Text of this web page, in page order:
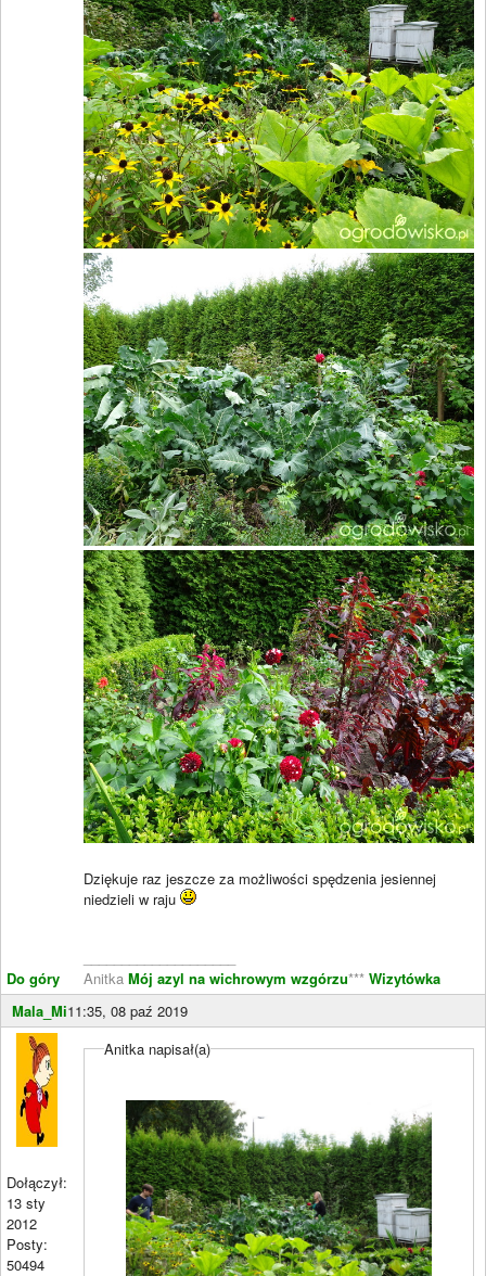
Do góry
Dziękuje raz jeszcze za możliwości spędzenia jesiennej
niedzieli w raju
Anitka Mój azyl na wichrowym wzgórzu*** Wizytówka
Mala_Mi11:35, 08 paź 2019
Dołączył:
13 sty
2012
Posty:
50494
Anitka napisał(a)